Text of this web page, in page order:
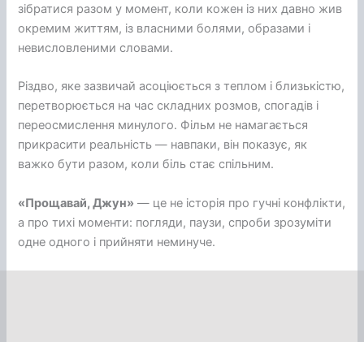
зібратися разом у момент, коли кожен із них давно жив
окремим життям, із власними болями, образами і
невисловленими словами.
Різдво, яке зазвичай асоціюється з теплом і близькістю,
перетворюється на час складних розмов, спогадів і
переосмислення минулого. Фільм не намагається
прикрасити реальність — навпаки, він показує, як
важко бути разом, коли біль стає спільним.
«Прощавай, Джун» — це не історія про гучні конфлікти,
а про тихі моменти: погляди, паузи, спроби зрозуміти
одне одного і прийняти неминуче.